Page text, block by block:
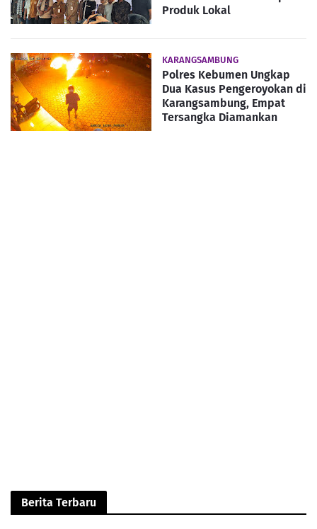
Produk Lokal
KARANGSAMBUNG
Polres Kebumen Ungkap
Dua Kasus Pengeroyokan di
Karangsambung, Empat
Tersangka Diamankan
Berita Terbaru